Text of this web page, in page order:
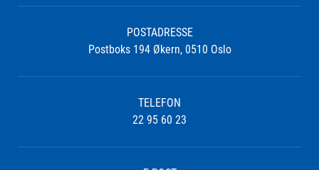
POSTADRESSE
Postboks 194 Økern, 0510 Oslo
TELEFON
22 95 60 23